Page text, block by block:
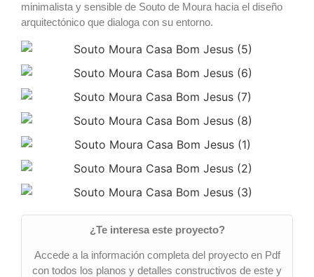
minimalista y sensible de Souto de Moura hacia el diseño
arquitectónico que dialoga con su entorno.
¿Te interesa este proyecto?
Accede a la información completa del proyecto en Pdf
con todos los planos y detalles constructivos de este y